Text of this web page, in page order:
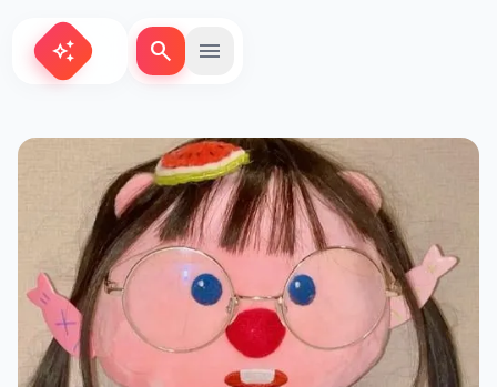
auto_awesome search menu